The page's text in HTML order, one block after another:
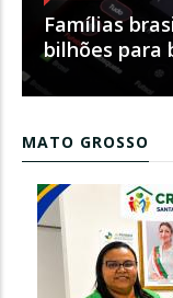
Famílias
bilhões para
MATO GROSSO